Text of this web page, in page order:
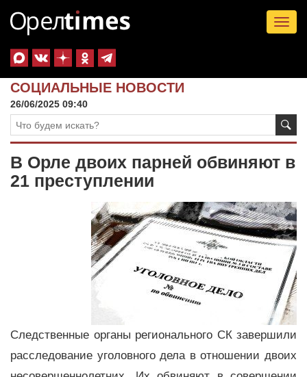
СОЦИАЛЬНЫЕ НОВОСТИ
26/06/2025 09:40
В Орле двоих парней обвиняют в
21 преступлении
Следственные органы регионального СК завершили
расследование уголовного дела в отношении двоих